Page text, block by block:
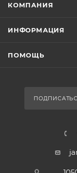
КОМПАНИЯ
ИНФОРМАЦИЯ
ПОМОЩЬ